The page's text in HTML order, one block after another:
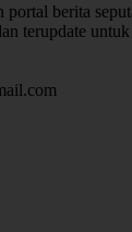
berita
terupdate